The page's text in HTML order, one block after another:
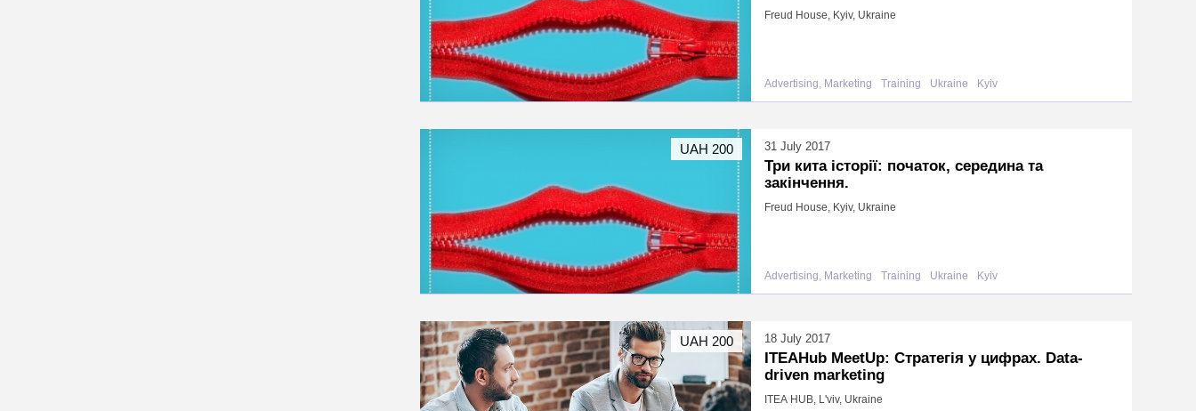
Freud House, Kyiv, Ukraine
Advertising, Marketing Training Ukraine Kyiv
31 July 2017
Три кита історії: початок, середина та
закінчення.
Freud House, Kyiv, Ukraine
Advertising, Marketing Training Ukraine Kyiv
UAH 200
18 July 2017
ITEAHub MeetUp: Стратегія у цифрах. Data-
driven marketing
ІТЕА HUB, L'viv, Ukraine
UAH 200